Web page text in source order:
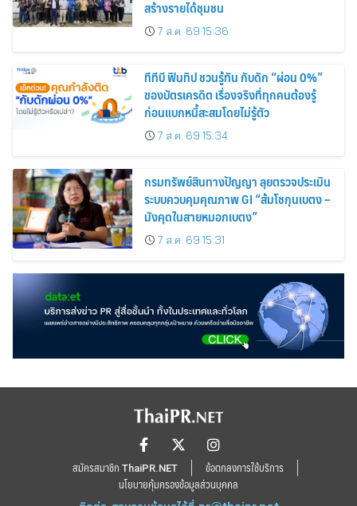
สร้างรายได้ชุมชน
7 ส.ค. 69 15:36
ทีทีบี ฟินทิป ชวนรู้ทัน กับดัก “ผ่อน 0%”
ของบัตรเครดิต เรื่องจริงที่ทุกคนต้องรู้
ก่อนแบกหนี้สะสมโดยไม่รู้ตัว
7 ส.ค. 69 15:34
กรมทรัพย์สินทางปัญญา ลุยตรวจประเมิน
ระบบควบคุมคุณภาพ GI “ส้มโชกุนเบตง –
มังคุดในสายหมอกเบตง”
7 ส.ค. 69 15:31
สมัครสมาชิก ThaiPR.NET
ข้อตกลงการใช้บริการ
นโยบายคุ้มครองข้อมูลส่วนบุคคล